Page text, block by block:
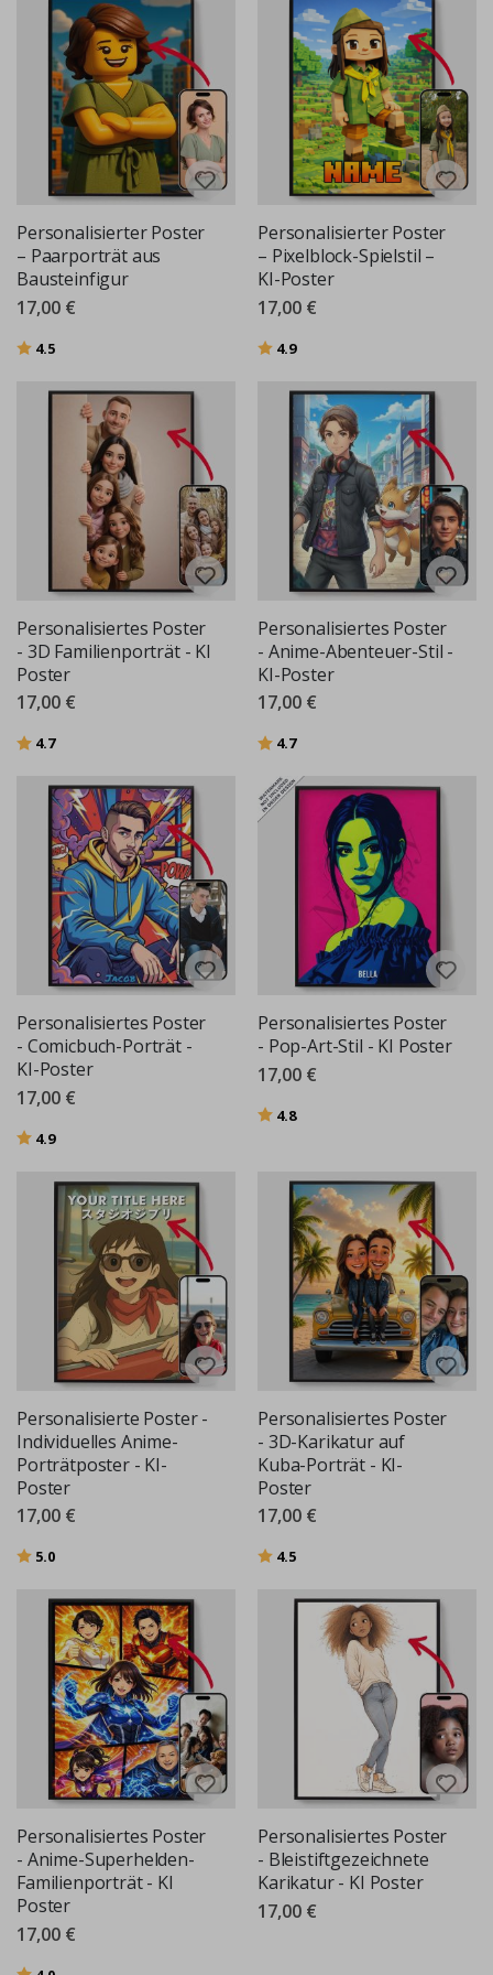
Personalisierter Poster
– Paarporträt aus
Bausteinfigur
17,00 €
Bewertung:
4.5
Personalisierter Poster
– Pixelblock-Spielstil –
KI-Poster
17,00 €
Bewertung:
4.9von 5 Sternen
Personalisiertes Poster
- 3D Familienporträt - KI
Poster
17,00 €
Bewertung:
4.7von 5 Sternen
Personalisiertes Poster
- Anime-Abenteuer-Stil -
KI-Poster
17,00 €
Bewertung:
4.7von 5 Sternen
Personalisiertes Poster
- Comicbuch-Porträt -
KI-Poster
17,00 €
Bewertung:
4.9von 5 Sternen
Personalisiertes Poster
- Pop-Art-Stil - KI Poster
17,00 €
Bewertung:
4.8von 5 Sternen
Personalisierte Poster -
Individuelles Anime-
Porträtposter - KI-
Poster
17,00 €
Bewertung:
5.0
Personalisiertes Poster
- 3D-Karikatur auf
Kuba-Porträt - KI-
Poster
17,00 €
Bewertung:
4.5
Personalisiertes Poster
- Anime-Superhelden-
Familienporträt - KI
Poster
17,00 €
Personalisiertes Poster
- Bleistiftgezeichnete
Karikatur - KI Poster
17,00 €